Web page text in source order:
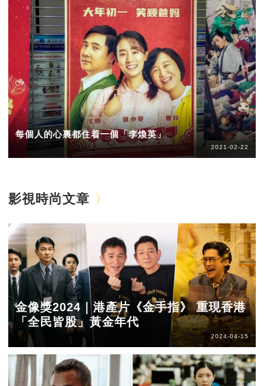
每個人的心裏都住着一個「李煥英」
2021-02-22
影視時尚文章
金像獎2024｜港產片《金手指》 重現香港
「全民皆股」黃金年代
2024-04-15